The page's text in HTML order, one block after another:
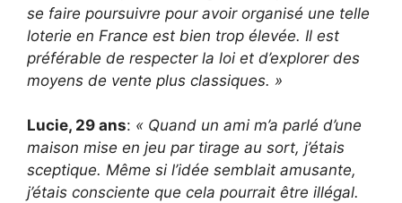
se faire poursuivre pour avoir organisé une telle
loterie en France est bien trop élevée. Il est
préférable de respecter la loi et d’explorer des
moyens de vente plus classiques. »
Lucie, 29 ans: « Quand un ami m’a parlé d’une
maison mise en jeu par tirage au sort, j’étais
sceptique. Même si l’idée semblait amusante,
j’étais consciente que cela pourrait être illégal.